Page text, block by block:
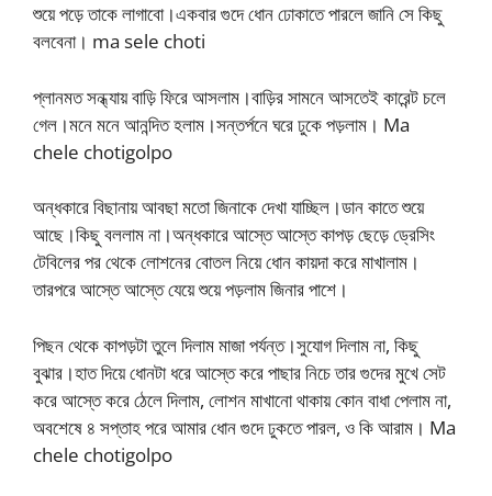
শুয়ে পড়ে তাকে লাগাবো।একবার গুদে ধোন ঢোকাতে পারলে জানি সে কিছু
বলবেনা। ma sele choti
প্লানমত সন্ধ্যায় বাড়ি ফিরে আসলাম।বাড়ির সামনে আসতেই কারেন্ট চলে
গেল।মনে মনে আনন্দিত হলাম।সন্তর্পনে ঘরে ঢুকে পড়লাম। Ma
chele chotigolpo
অন্ধকারে বিছানায় আবছা মতো জিনাকে দেখা যাচ্ছিল।ডান কাতে শুয়ে
আছে।কিছু বললাম না।অন্ধকারে আস্তে আস্তে কাপড় ছেড়ে ড্রেসিং
টেবিলের পর থেকে লোশনের বোতল নিয়ে ধোন কায়দা করে মাখালাম।
তারপরে আস্তে আস্তে যেয়ে শুয়ে পড়লাম জিনার পাশে।
পিছন থেকে কাপড়টা তুলে দিলাম মাজা পর্যন্ত।সুযোগ দিলাম না, কিছু
বুঝার।হাত দিয়ে ধোনটা ধরে আস্তে করে পাছার নিচে তার গুদের মুখে সেট
করে আস্তে করে ঠেলে দিলাম, লোশন মাখানো থাকায় কোন বাধা পেলাম না,
অবশেষে ৪ সপ্তাহ পরে আমার ধোন গুদে ঢুকতে পারল, ও কি আরাম। Ma
chele chotigolpo